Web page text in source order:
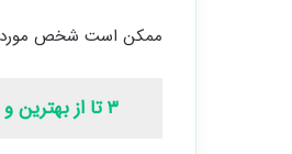
ممکن است شخص مورد
۳ تا از بهترین و مطمئن ترین آنفالویاب ها (اندروید و آیفون)